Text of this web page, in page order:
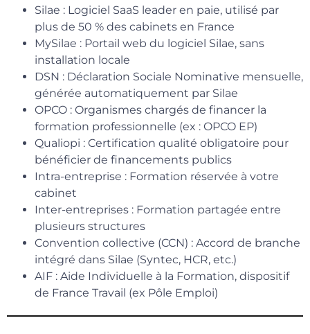
Silae : Logiciel SaaS leader en paie, utilisé par
plus de 50 % des cabinets en France
MySilae : Portail web du logiciel Silae, sans
installation locale
DSN : Déclaration Sociale Nominative mensuelle,
générée automatiquement par Silae
OPCO : Organismes chargés de financer la
formation professionnelle (ex : OPCO EP)
Qualiopi : Certification qualité obligatoire pour
bénéficier de financements publics
Intra-entreprise : Formation réservée à votre
cabinet
Inter-entreprises : Formation partagée entre
plusieurs structures
Convention collective (CCN) : Accord de branche
intégré dans Silae (Syntec, HCR, etc.)
AIF : Aide Individuelle à la Formation, dispositif
de France Travail (ex Pôle Emploi)